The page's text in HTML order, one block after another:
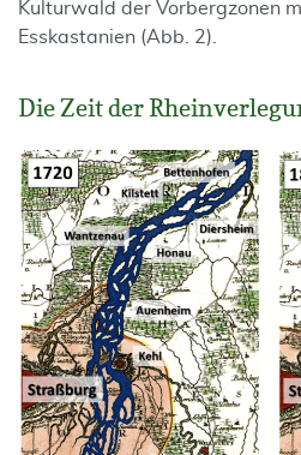
Kulturwald der Vorbergzonen
Esskastanien (Abb. 2).
Die Zeit der